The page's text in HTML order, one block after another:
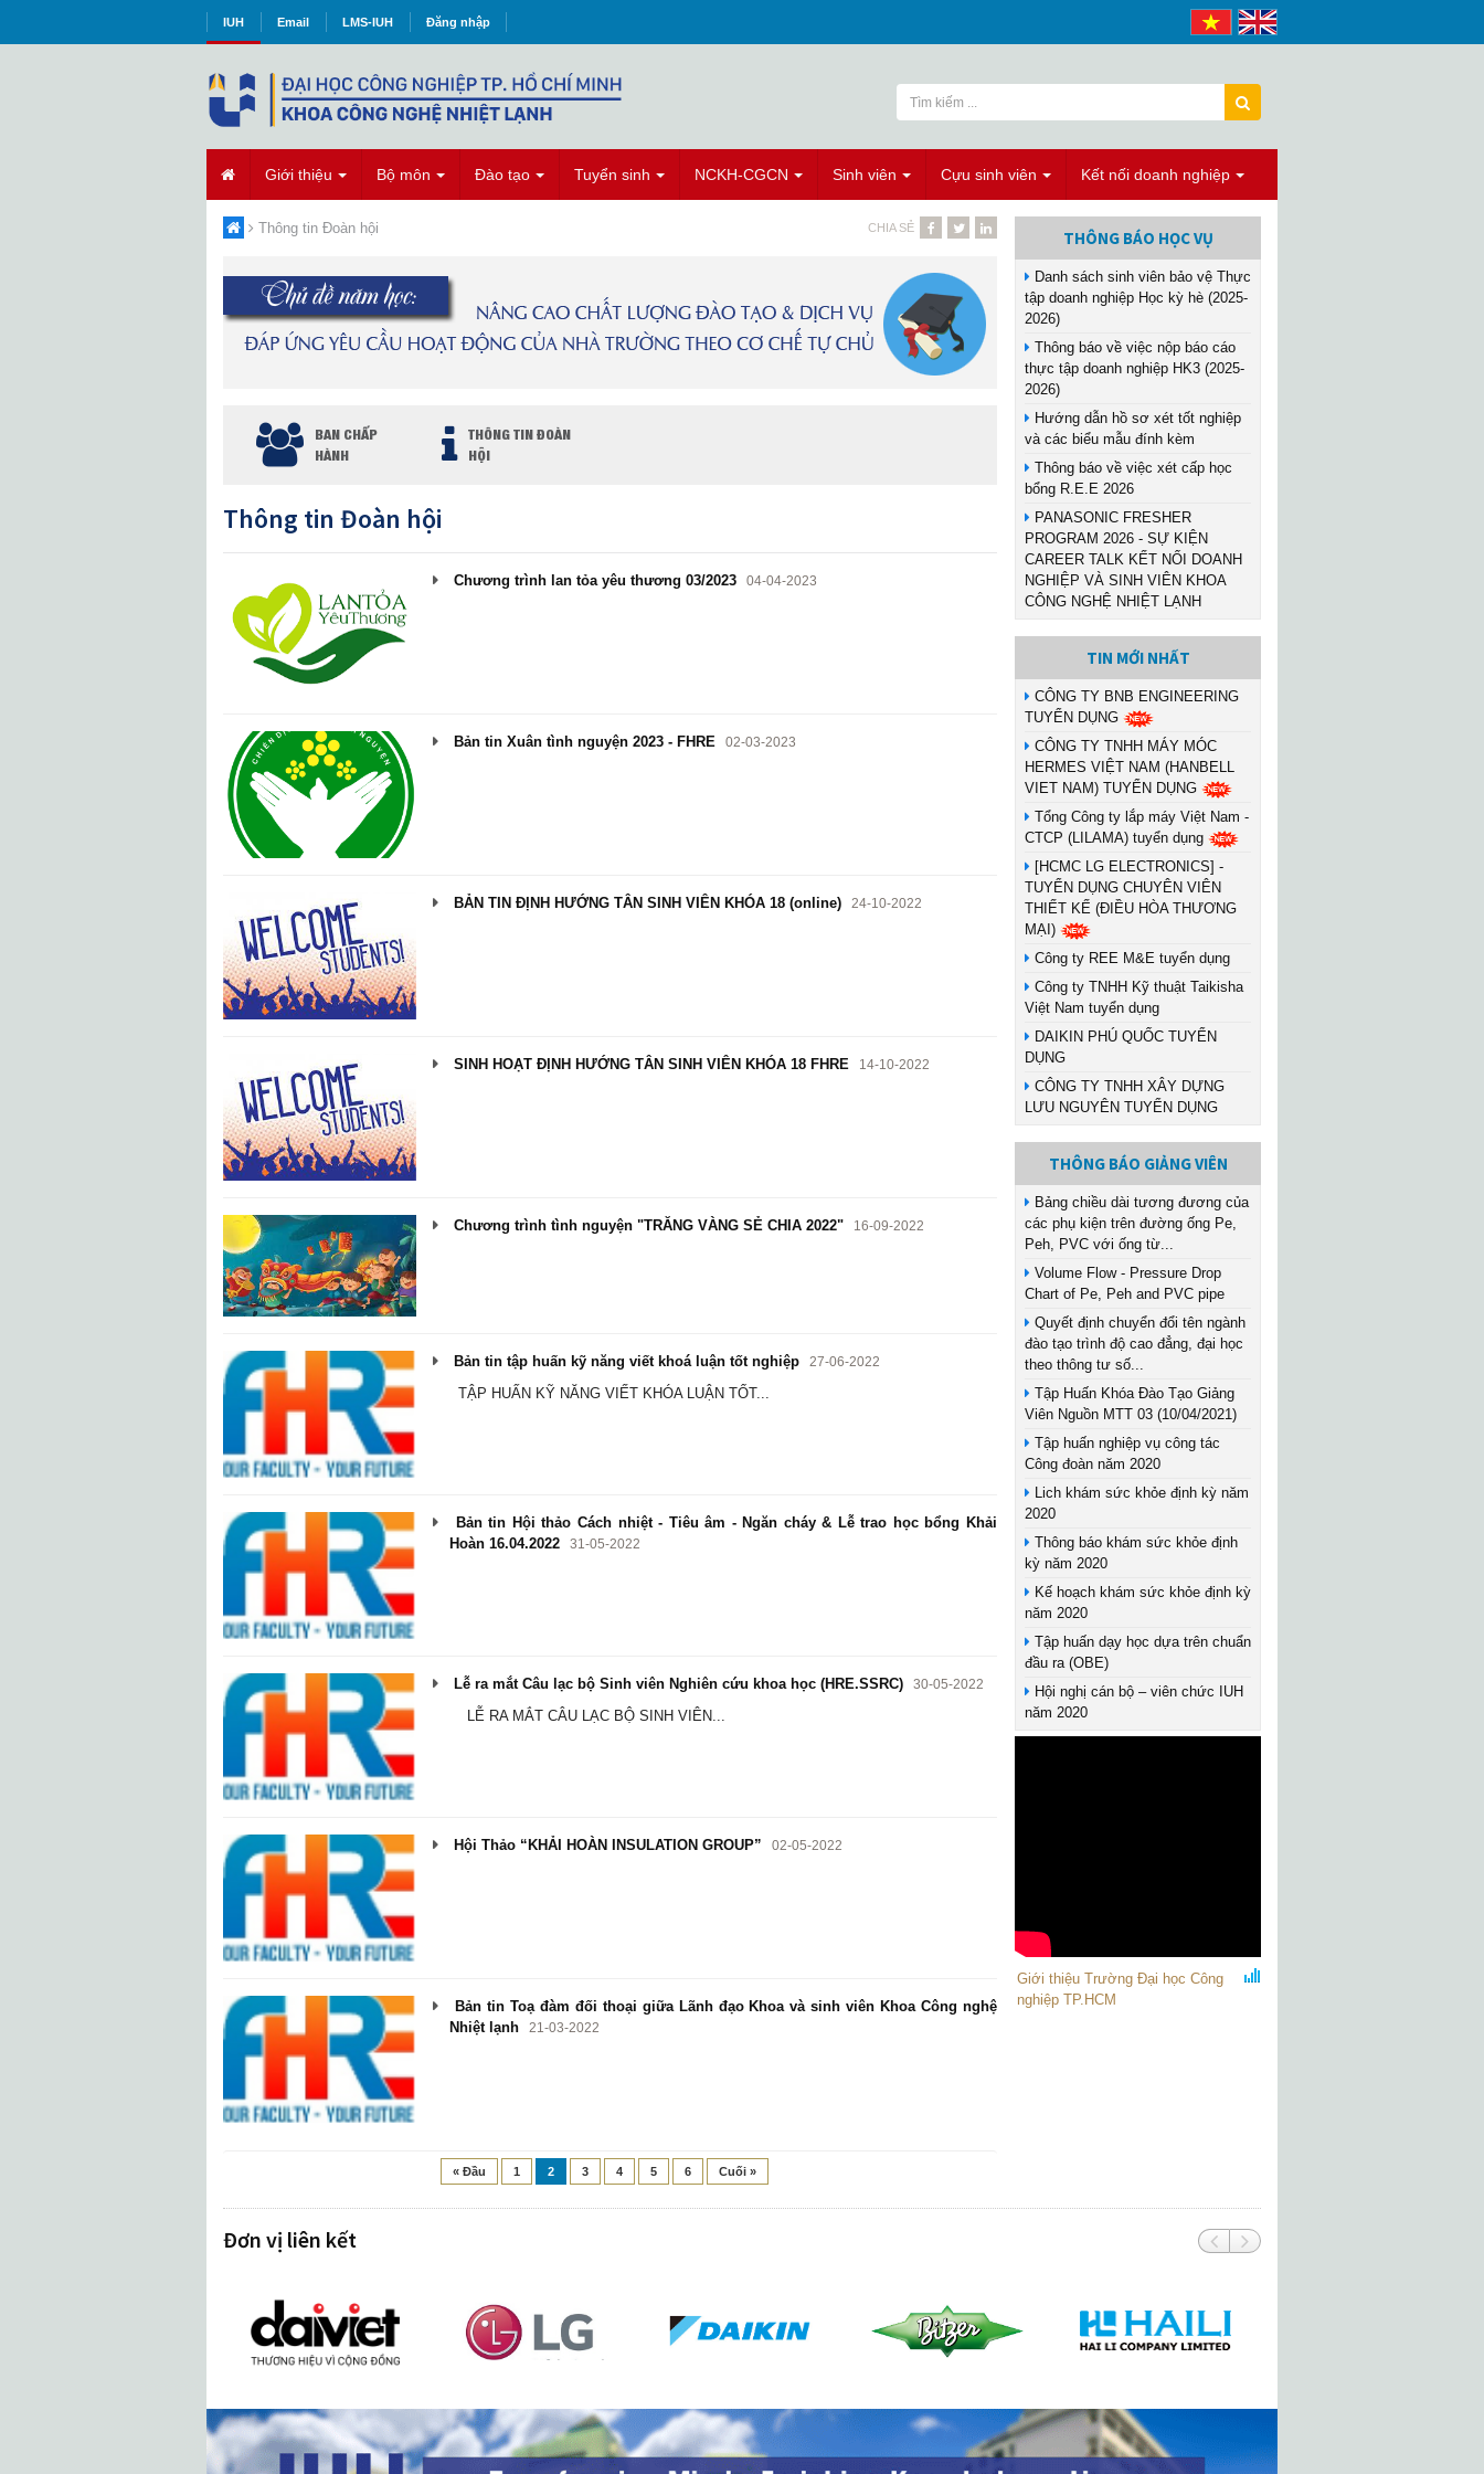
IUH Email LMS-IUH Đăng nhập
Giới thiệu Bộ môn Đào tạo Tuyển sinh NCKH-CGCN Sinh viên Cựu sinh viên Kết nối doanh nghiệp
Thông tin Đoàn hội CHIA SẺ
BAN CHẤP
HÀNH
THÔNG TIN ĐOÀN
HỘI
Thông tin Đoàn hội
Chương trình lan tỏa yêu thương 03/2023 04-04-2023
Bản tin Xuân tình nguyện 2023 - FHRE 02-03-2023
BẢN TIN ĐỊNH HƯỚNG TÂN SINH VIÊN KHÓA 18 (online) 24-10-2022
SINH HOẠT ĐỊNH HƯỚNG TÂN SINH VIÊN KHÓA 18 FHRE 14-10-2022
Chương trình tình nguyện "TRĂNG VÀNG SẺ CHIA 2022" 16-09-2022
Bản tin tập huấn kỹ năng viết khoá luận tốt nghiệp 27-06-2022
TẬP HUẤN KỸ NĂNG VIẾT KHÓA LUẬN TỐT...
Bản tin Hội thảo Cách nhiệt - Tiêu âm - Ngăn cháy & Lễ trao học bổng Khải
Hoàn 16.04.2022
31-05-2022
Lễ ra mắt Câu lạc bộ Sinh viên Nghiên cứu khoa học (HRE.SSRC) 30-05-2022
LỄ RA MẮT CÂU LẠC BỘ SINH VIÊN...
Hội Thảo “KHẢI HOÀN INSULATION GROUP” 02-05-2022
Bản tin Toạ đàm đối thoại giữa Lãnh đạo Khoa và sinh viên Khoa Công nghệ
Nhiệt lạnh
21-03-2022
« Đầu 1 2 3 4 5 6 Cuối »
THÔNG BÁO HỌC VỤ
Danh sách sinh viên bảo vệ Thực
tập doanh nghiệp Học kỳ hè (2025-
2026)
Thông báo về việc nộp báo cáo
thực tập doanh nghiệp HK3 (2025-
2026)
Hướng dẫn hồ sơ xét tốt nghiệp
và các biểu mẫu đính kèm
Thông báo về việc xét cấp học
bổng R.E.E 2026
PANASONIC FRESHER
PROGRAM 2026 - SỰ KIỆN
CAREER TALK KẾT NỐI DOANH
NGHIỆP VÀ SINH VIÊN KHOA
CÔNG NGHỆ NHIỆT LẠNH
TIN MỚI NHẤT
CÔNG TY BNB ENGINEERING
TUYỂN DỤNG
CÔNG TY TNHH MÁY MÓC
HERMES VIỆT NAM (HANBELL
VIET NAM) TUYỂN DỤNG
Tổng Công ty lắp máy Việt Nam -
CTCP (LILAMA) tuyển dụng
[HCMC LG ELECTRONICS] -
TUYỂN DỤNG CHUYÊN VIÊN
THIẾT KẾ (ĐIỀU HÒA THƯƠNG
MẠI)
Công ty REE M&E tuyển dụng
Công ty TNHH Kỹ thuật Taikisha
Việt Nam tuyển dụng
DAIKIN PHÚ QUỐC TUYỂN
DỤNG
CÔNG TY TNHH XÂY DỰNG
LƯU NGUYÊN TUYỂN DỤNG
THÔNG BÁO GIẢNG VIÊN
Bảng chiều dài tương đương của
các phụ kiện trên đường ống Pe,
Peh, PVC với ống từ...
Volume Flow - Pressure Drop
Chart of Pe, Peh and PVC pipe
Quyết định chuyển đổi tên ngành
đào tạo trình độ cao đẳng, đại học
theo thông tư số...
Tập Huấn Khóa Đào Tạo Giảng
Viên Nguồn MTT 03 (10/04/2021)
Tập huấn nghiệp vụ công tác
Công đoàn năm 2020
Lich khám sức khỏe định kỳ năm
2020
Thông báo khám sức khỏe định
kỳ năm 2020
Kế hoạch khám sức khỏe định kỳ
năm 2020
Tập huấn dạy học dựa trên chuẩn
đầu ra (OBE)
Hội nghị cán bộ – viên chức IUH
năm 2020
Giới thiệu Trường Đại học Công
nghiệp TP.HCM
Đơn vị liên kết